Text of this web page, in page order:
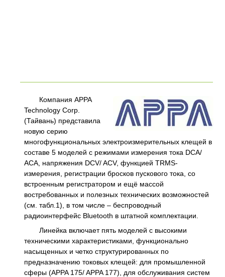
Компания APPA
Technology Corp.
(Тайвань) представила
новую серию
многофункциональных электроизмерительных клещей в
составе 5 моделей с режимами измерения тока DCA/
ACA, напряжения DCV/ ACV, функцией TRMS-
измерения, регистрации бросков пускового тока, со
встроенным регистратором и ещё массой
востребованных и полезных технических возможностей
(см. табл.1), в том числе – беспроводный
радиоинтерфейс Bluetooth в штатной комплектации.
Линейка включает пять моделей с высокими
техническими характеристиками, функционально
насыщенных и четко структурированных по
предназначению токовых клещей: для промышленной
сферы (APPA 175/ APPA 177), для обслуживания систем